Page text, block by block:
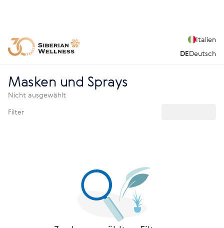
Italien
DEDeutsch
Masken und Sprays
Nicht ausgewählt
Filter